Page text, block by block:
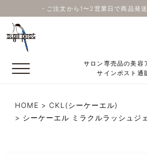
・ご注文から1〜2営業日で商品発
サロン専売品の美容
サインポスト通
HOME
CKL(シーケーエル)
シーケーエル ミラクルラッシュジ